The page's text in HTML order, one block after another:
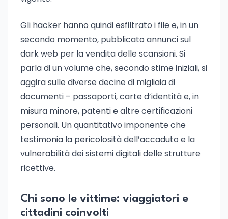
Gli hacker hanno quindi esfiltrato i file e, in un
secondo momento, pubblicato annunci sul
dark web per la vendita delle scansioni. Si
parla di un volume che, secondo stime iniziali, si
aggira sulle diverse decine di migliaia di
documenti – passaporti, carte d’identità e, in
misura minore, patenti e altre certificazioni
personali. Un quantitativo imponente che
testimonia la pericolosità dell’accaduto e la
vulnerabilità dei sistemi digitali delle strutture
ricettive.
Chi sono le vittime: viaggiatori e
cittadini coinvolti